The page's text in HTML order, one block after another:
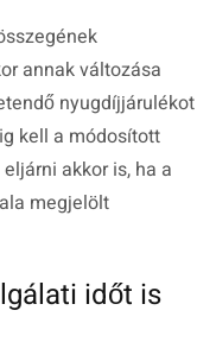
annak változása
nyugdíjjárulékot
kell a módosított
akkor is, ha a
megjelölt
időt is